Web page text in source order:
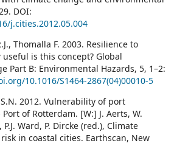
DOI:
j.cities.2012.05.004
Thomalla F. 2003. Resilience to
is this concept? Global
Part B: Environmental Hazards, 5, 1–2:
10.1016/S1464-2867(04)00010-5
S.N. 2012. Vulnerability of port
of Rotterdam. [W:] J. Aerts, W.
Ward, P. Dircke (red.), Climate
in coastal cities. Earthscan, New